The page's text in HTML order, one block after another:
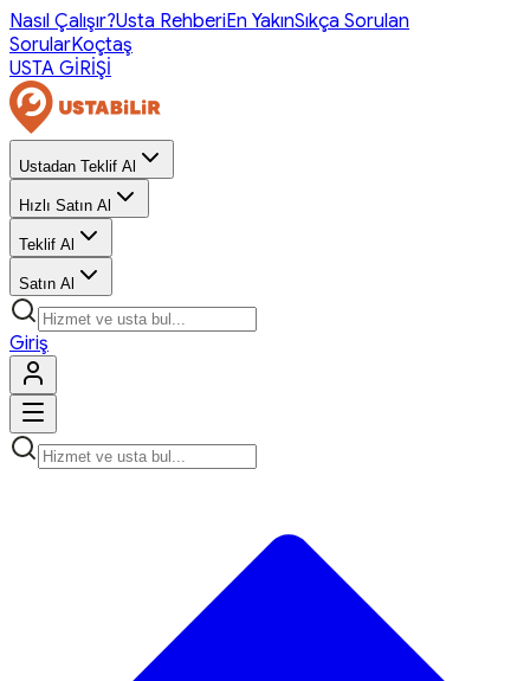
Nasıl Çalışır?Usta RehberiEn YakınSıkça Sorulan
SorularKoçtaş
USTA GİRİŞİ
Ustadan Teklif Al
Hızlı Satın Al
Teklif Al
Satın Al
Giriş